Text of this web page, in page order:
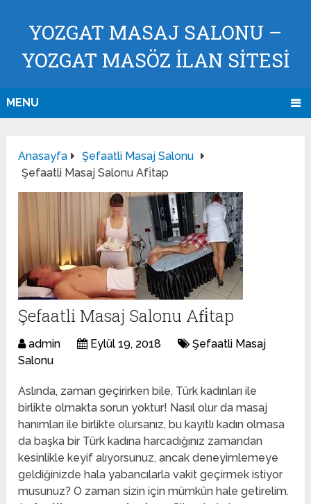
YOZGAT MASAJ SALONU –
YOZGAT MASÖZ İLAN SİTESİ
MENU
Anasayfa
Şefaatli Masaj Salonu
Şefaatli Masaj Salonu Afi̇tap
Şefaatli Masaj Salonu Afi̇tap
admin Eylül 19, 2018
Şefaatli Masaj
Salonu
Aslında, zaman geçirirken bile, Türk kadınları ile
birlikte olmakta sorun yoktur! Nasıl olur da masaj
hanımları ile birlikte olursanız, bu kayıtlı kadın olmasa
da başka bir Türk kadına harcadığınız zamandan
kesinlikle keyif alıyorsunuz, ancak deneyimlemeye
geldiğinizde hala yabancılarla vakit geçirmek istiyor
musunuz? O zaman sizin için mümkün hale getirelim.